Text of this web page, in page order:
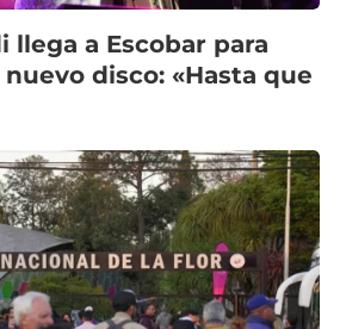
llega a Escobar para
disco: «Hasta que